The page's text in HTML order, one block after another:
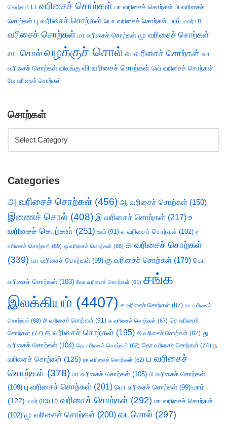
சொற்கள் ப வரிசைச் சொற்கள் பா வரிசைச் சொற்கள் பி வரிசைச்
சொற்கள் பு வரிசைச் சொற்கள் பொ வரிசைச் சொற்கள் மரம் மலர் ம
வரிசைச் சொற்கள் மா வரிசைச் சொற்கள் மு வரிசைச் சொற்கள்
வடசொல் வழக்குச் சொல் வ வரிசைச் சொற்கள் வா
வரிசைச் சொற்கள் விலங்கு வி வரிசைச் சொற்கள் வெ வரிசைச் சொற்கள்
வே வரிசைச் சொற்கள்
சொற்கள்
Categories
அ வரிசைச் சொற்கள் (456) ஆ வரிசைச் சொற்கள் (150)
இணைச் சொல் (408) இ வரிசைச் சொற்கள் (217) உ
வரிசைச் சொற்கள் (251) ஊர் (91) எ வரிசைச் சொற்கள் (102) ஏ
வரிசைச் சொற்கள் (69) ஒ வரிசைச் சொற்கள் (68) க வரிசைச் சொற்கள்
(339) கா வரிசைச் சொற்கள் (99) கு வரிசைச் சொற்கள் (179) கொ
வரிசைச் சொற்கள் (103) கோ வரிசைச் சொற்கள் (61) சங்க
இலக்கியம் (4407) ச வரிசைச் சொற்கள் (87) சா வரிசைச்
சொற்கள் (68) சி வரிசைச் சொற்கள் (91) சு வரிசைச் சொற்கள் (67) செ வரிசைச்
சொற்கள் (77) த வரிசைச் சொற்கள் (195) தி வரிசைச் சொற்கள் (82) து
வரிசைச் சொற்கள் (104) தெ வரிசைச் சொற்கள் (62) தொ வரிசைச் சொற்கள் (74) ந
வரிசைச் சொற்கள் (125) நா வரிசைச் சொற்கள் (62) ப வரிசைச்
சொற்கள் (378) பா வரிசைச் சொற்கள் (105) பி வரிசைச் சொற்கள்
(109) பு வரிசைச் சொற்கள் (201) பொ வரிசைச் சொற்கள் (99) மரம்
(122) மலர் (83) ம வரிசைச் சொற்கள் (292) மா வரிசைச் சொற்கள்
(102) மு வரிசைச் சொற்கள் (200) வடசொல் (297)